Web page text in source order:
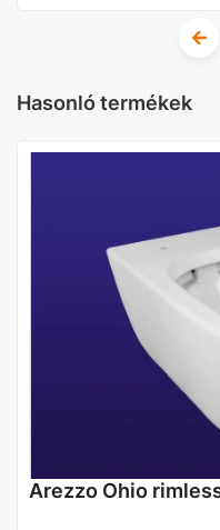
Hasonló termékek
Arezzo Ohio